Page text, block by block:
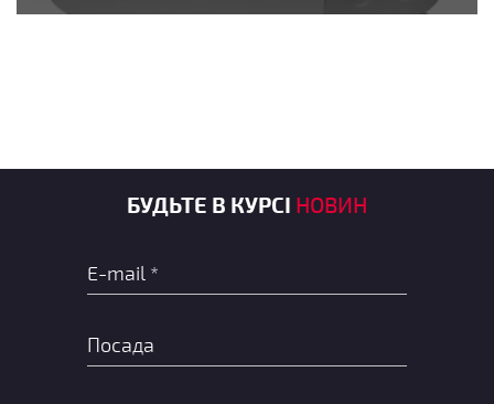
БУДЬТЕ В КУРСІ НОВИН